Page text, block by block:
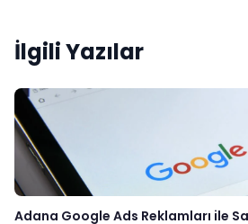
İlgili Yazılar
Adana Google Ads Reklamları ile